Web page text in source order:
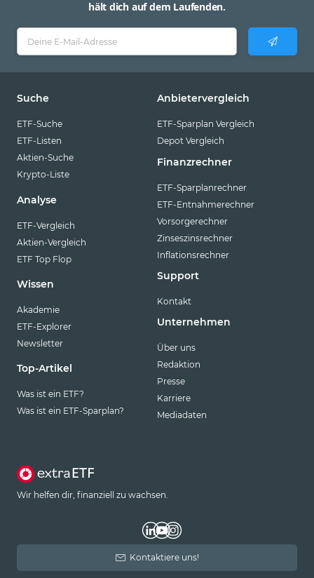
hält dich auf dem Laufenden.
Suche
ETF-Suche
ETF-Listen
Aktien-Suche
Krypto-Liste
Analyse
ETF-Vergleich
Aktien-Vergleich
ETF Top Flop
Wissen
Akademie
ETF-Explorer
Newsletter
Top-Artikel
Was ist ein ETF?
Was ist ein ETF-Sparplan?
Anbietervergleich
ETF-Sparplan Vergleich
Depot Vergleich
Finanzrechner
ETF-Sparplanrechner
ETF-Entnahmerechner
Vorsorgerechner
Zinseszinsrechner
Inflationsrechner
Support
Kontakt
Unternehmen
Über uns
Redaktion
Presse
Karriere
Mediadaten
Wir helfen dir, finanziell zu wachsen.
Kontaktiere uns!